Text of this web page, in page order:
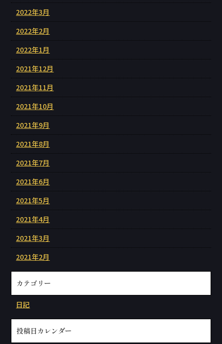
2022年3月
2022年2月
2022年1月
2021年12月
2021年11月
2021年10月
2021年9月
2021年8月
2021年7月
2021年6月
2021年5月
2021年4月
2021年3月
2021年2月
カテゴリー
日記
投稿日カレンダー